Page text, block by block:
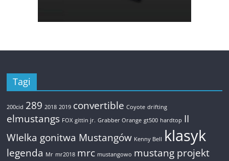
Tagi
200cid 289 2018 2019 convertible Coyote drifting
elmustangs FOX gittin jr. Grabber Orange gt500 hardtop II
WIelka gonitwa Mustangów Kenny Bell klasyk
legenda Mr mr2018 mrc mustangowo mustang projekt